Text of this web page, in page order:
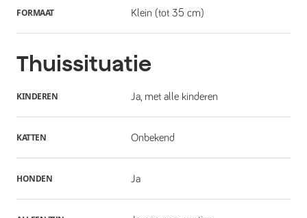
FORMAAT Klein (tot 35 cm)
Thuissituatie
KINDEREN Ja, met alle kinderen
KATTEN Onbekend
HONDEN Ja